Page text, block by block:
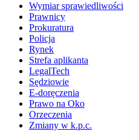
Wymiar sprawiedliwości
Prawnicy
Prokuratura
Policja
Rynek
Strefa aplikanta
LegalTech
Sędziowie
E-doręczenia
Prawo na Oko
Orzeczenia
Zmiany w k.p.c.